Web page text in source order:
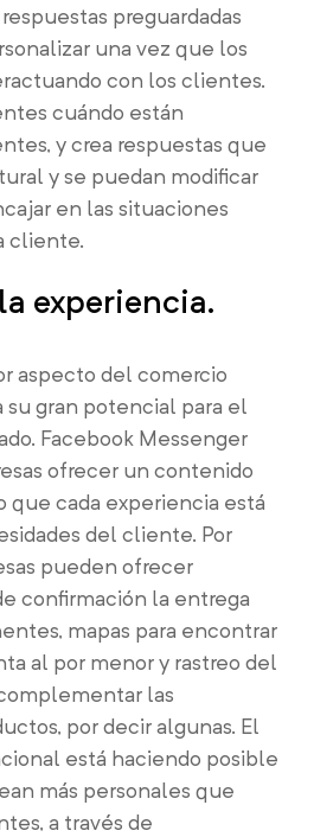
preguardadas
una vez que los
con los clientes.
cuándo están
y crea respuestas que
y se puedan modificar
en las situaciones
cliente.
experiencia.
aspecto del comercio
su gran potencial para el
Facebook Messenger
ofrecer un contenido
que cada experiencia está
del cliente. Por
pueden ofrecer
confirmación la entrega
mapas para encontrar
al por menor y rastreo del
las
por decir algunas. El
está haciendo posible
más personales que
a través de